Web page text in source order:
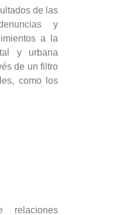
de las
y
a la
y urbana
de un filtro
como los